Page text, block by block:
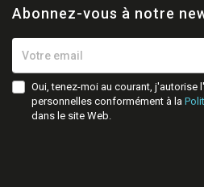
Abonnez-vous à notre
Oui, tenez-moi au courant,
personnelles conformément à la
dans le site Web.